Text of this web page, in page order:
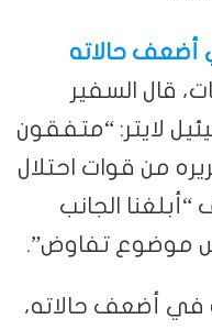
أضعف حالاته
قال السفير
لايتر: “متفقون
من قوات احتلال
“أبلغنا الجانب
موضوع تفاوض”.
في أضعف حالاته،